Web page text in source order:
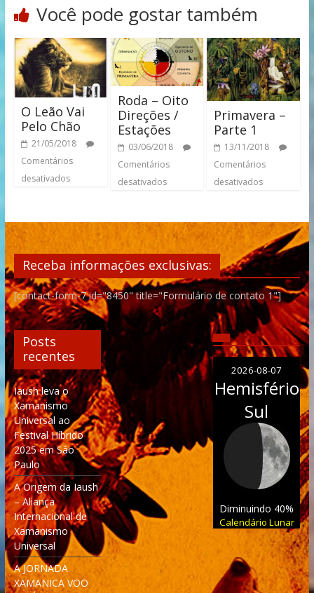
Você pode gostar também
O Leão Vai
Pelo Chão
21/05/2018
Comentários
desativados
Roda – Oito
Direções /
Estações
03/06/2018
Comentários
desativados
Primavera –
Parte 1
13/11/2018
Comentários
desativados
Receba informações exclusivas:
[contact-form-7 id="8450" title="Formulário de contato 1"]
Posts
recentes
Iaush leva o
Xamanismo
Universal ao
Festival Híbrido
2025 em São
Paulo
A Origem da Iaush
– Aliança
Internacional de
Xamanismo
Universal
A JORNADA
XAMANICA VOO
2026-08-07
Hemisfério
Sul
Diminuindo 40%
Calendário Lunar